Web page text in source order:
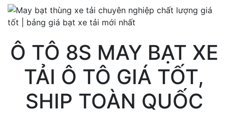
Ô TÔ 8S MAY BẠT XE
TẢI Ô TÔ GIÁ TỐT,
SHIP TOÀN QUỐC